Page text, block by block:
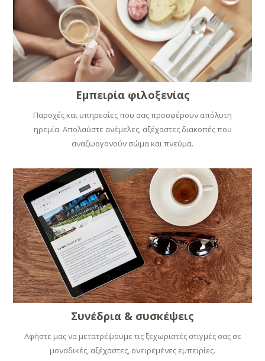
Εμπειρία φιλοξενίας
Παροχές και υπηρεσίες που σας προσφέρουν απόλυτη
ηρεμία. Απολαύστε ανέμελες, αξέχαστες διακοπές που
αναζωογονούν σώμα και πνεύμα.
Συνέδρια & συσκέψεις
Αφήστε μας να μετατρέψουμε τις ξεχωριστές στιγμές σας σε
μοναδικές, αξέχαστες, ονειρεμένες εμπειρίες.